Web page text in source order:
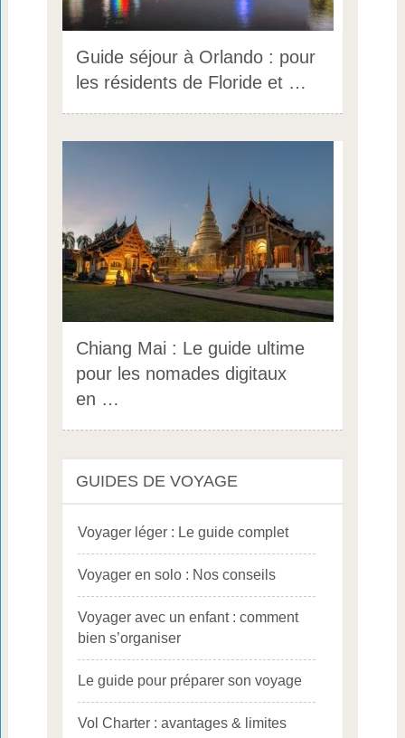
Guide séjour à Orlando : pour
les résidents de Floride et …
Chiang Mai : Le guide ultime
pour les nomades digitaux
en …
GUIDES DE VOYAGE
Voyager léger : Le guide complet
Voyager en solo : Nos conseils
Voyager avec un enfant : comment
bien s’organiser
Le guide pour préparer son voyage
Vol Charter : avantages & limites